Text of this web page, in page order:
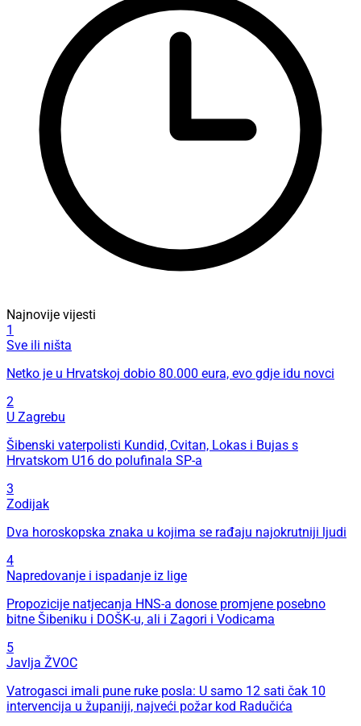
Najnovije vijesti
1
Sve ili ništa
Netko je u Hrvatskoj dobio 80.000 eura, evo gdje idu novci
2
U Zagrebu
Šibenski vaterpolisti Kundid, Cvitan, Lokas i Bujas s
Hrvatskom U16 do polufinala SP-a
3
Zodijak
Dva horoskopska znaka u kojima se rađaju najokrutniji ljudi
4
Napredovanje i ispadanje iz lige
Propozicije natjecanja HNS-a donose promjene posebno
bitne Šibeniku i DOŠK-u, ali i Zagori i Vodicama
5
Javlja ŽVOC
Vatrogasci imali pune ruke posla: U samo 12 sati čak 10
intervencija u županiji, najveći požar kod Radučića